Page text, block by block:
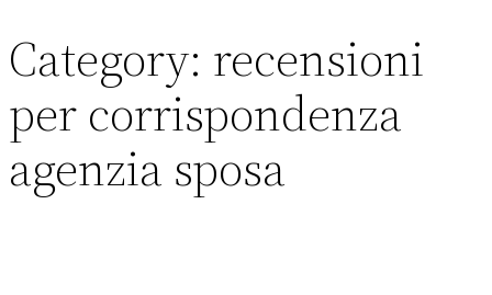
Skip
to
content
Category: recensioni
per corrispondenza
agenzia sposa